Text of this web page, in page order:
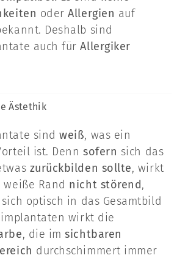
oderAllergien auf
Deshalb sind
auch fürAllergiker
Ästethik
sindweiß, was ein
ist. Dennsofern sich das
zurückbilden sollte, wirkt
Rand nicht störend,
optisch in das Gesamtbild
wirkt die
, die imsichtbaren
durchschimmert immer